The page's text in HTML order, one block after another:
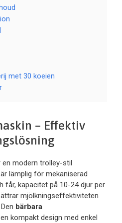
met 30 koeien
– Effektiv
modern trolley-stil
lämplig för mekaniserad
får, kapacitet på 10-24 djur per
mjölkningseffektiviteten
bärbara
kompakt design med enkel